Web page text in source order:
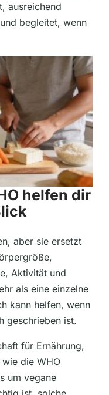
ausreichend
begleitet, wenn
helfen dir
aber sie ersetzt
Aktivität und
als eine einzelne
kann helfen, wenn
geschrieben ist.
für Ernährung,
die WHO
um vegane